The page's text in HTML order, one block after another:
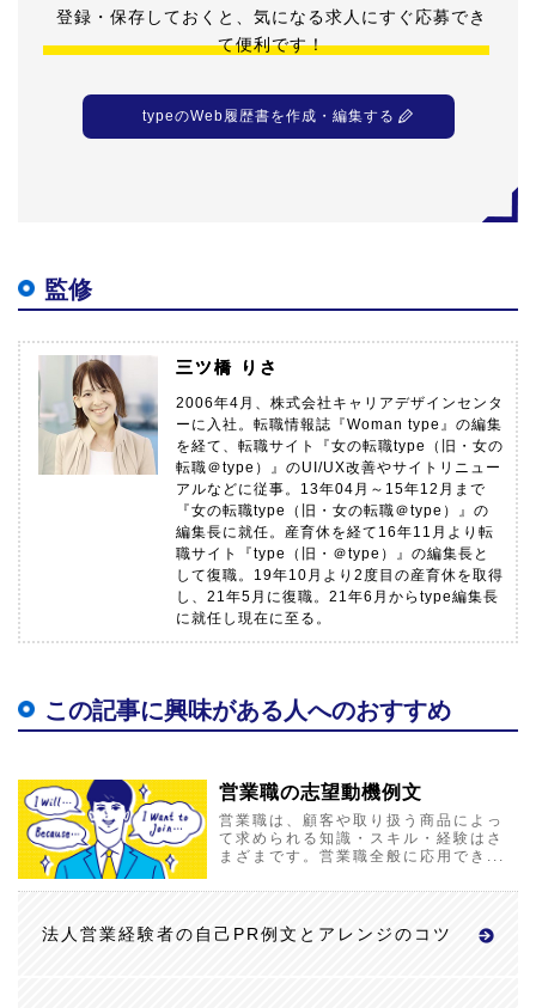
登録・保存しておくと、気になる求人にすぐ応募でき
て便利です！
typeのWeb履歴書を作成・編集する
監修
三ツ橋 りさ
2006年4月、株式会社キャリアデザインセンタ
ーに入社。転職情報誌『Woman type』の編集
を経て、転職サイト『女の転職type（旧・女の
転職＠type）』のUI/UX改善やサイトリニュー
アルなどに従事。13年04月～15年12月まで
『女の転職type（旧・女の転職＠type）』の
編集長に就任。産育休を経て16年11月より転
職サイト『type（旧・＠type）』の編集長と
して復職。19年10月より2度目の産育休を取得
し、21年5月に復職。21年6月からtype編集長
に就任し現在に至る。
この記事に興味がある人へのおすすめ
営業職の志望動機例文
営業職は、顧客や取り扱う商品によっ
て求められる知識・スキル・経験はさ
まざまです。営業職全般に応用でき...
法人営業経験者の自己PR例文とアレンジのコツ